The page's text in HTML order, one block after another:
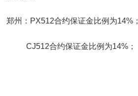
郑州：PX512合约保证金比例为14%；
CJ512合约保证金比例为14%；